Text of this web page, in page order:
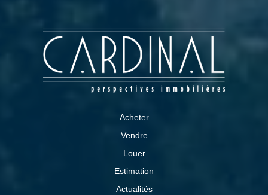
Acheter
Vendre
Louer
Estimation
Actualités